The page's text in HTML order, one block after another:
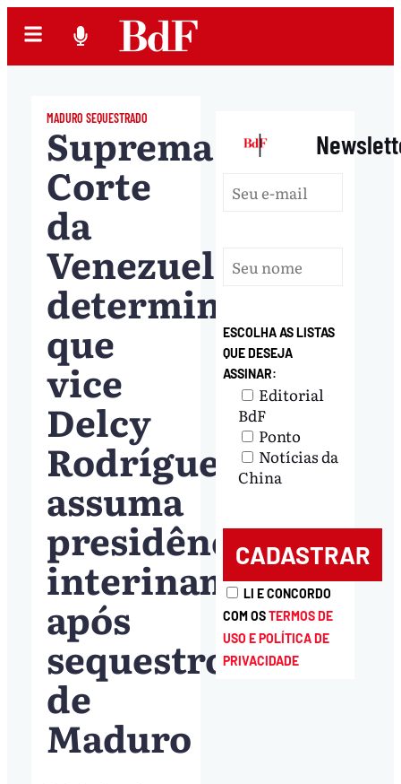
MADURO SEQUESTRADO
Suprema
Corte
da
Venezuela
determina
que
vice
Delcy
Rodríguez
assuma
presidência
interinamente
após
sequestro
de
Maduro
|
ESCOLHA AS LISTAS
QUE DESEJA
ASSINAR:
Editorial
BdF
Ponto
Notícias da
China
LI E CONCORDO
COM OSTERMOS DE
USO E POLÍTICA DE
PRIVACIDADE